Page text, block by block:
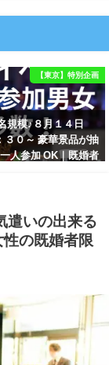
【東京】特別企画
規模♪８月１４日
３０～ 豪華景品が抽
人参加 OK｜既婚者
限定ビッグパーティ
遣いの出来る
の既婚者限